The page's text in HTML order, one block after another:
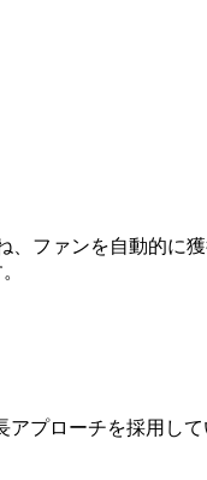
ファンを自動的に
プローチを採用して